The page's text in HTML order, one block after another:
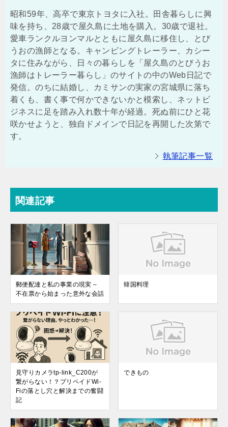
昭和59年、高卒で東京トヨタに入社。田舎暮らしに興
味を持ち、28歳で屋久島に土地を購入。30歳で退社。
愛車ランクルヨンマルとともに屋久島に移住し、とび
うおの漁師となる。キャンピングトレーラー、カシー
タに住みながら、日々の暮らしを「屋久島のとびうお
漁師はトレーラー暮らし」のサイトの中のWeb日記で
発信。のちに結婚し、カミサンの実家の宮城県に落ち
着くも、書く事で何かできないかと模索し、ネットビ
ジネスに足を踏み入れ数十年が経過。死ぬ前にひと花
咲かせようと、独自ドメインで日記を再開した次第で
す。
執筆記事一覧
関連記事
郵便配達と私の事業の現実 –
不在票から始まった意外な会話
韓国料理
見守りカメラtp-link_C200が
繋がらない！？プリペイドWi-
Fiの落とし穴と解決までの奮闘
記
できもの